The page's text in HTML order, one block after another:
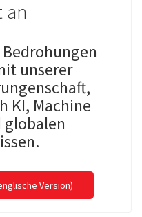
an
unserer
KI, Machine
globalen
Version)